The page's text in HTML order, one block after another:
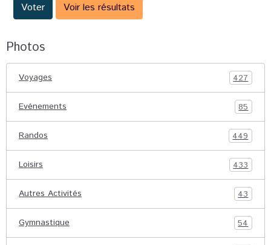
Voter Voir les résultats
Photos
Voyages 427
Evénements 85
Randos 449
Loisirs 433
Autres Activités 43
Gymnastique 54